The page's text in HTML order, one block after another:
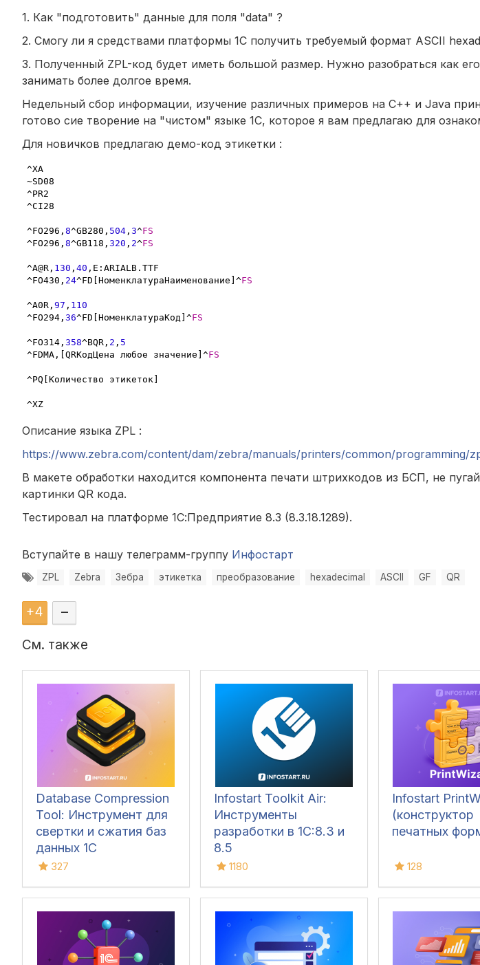
1. Как "подготовить" данные для поля "data" ?
2. Смогу ли я средствами платформы 1С получить требуемый формат ASCII
3. Полученный ZPL-код будет иметь большой размер. Нужно разобраться как
занимать более долгое время.
Недельный сбор информации, изучение различных примеров на C++ и Java
готово сие творение на "чистом" языке 1С, которое я вам предлагаю для
Для новичков предлагаю демо-код этикетки :
^XA
~SD08
^PR2
^CI28
^FO296 , 8^GB280 , 504, 3^FS
^FO296 , 8^GB118 , 320 , 2^FS
^A@R, 130 , 40 , E:ARIALB.TTF
^FO430 , 24^FD[НоменклатураНаименование]^FS
^A0R, 97 , 110
^FO294, 36^FD[НоменклатураКод]^FS
^FO314, 358^BQR, 2 , 5
^FDMA, [QRКодЦена любое значение]^FS
^PQ[Количество этикеток]
^XZ
Описание языка ZPL :
https://www.zebra.com/content/dam/zebra/manuals/printers/common/programming/
В макете обработки находится компонента печати штрихкодов из БСП, не
картинки QR кода.
Тестировал на платформе 1С:Предприятие 8.3 (8.3.18.1289).
Вступайте в нашу телеграмм-группу Инфостарт
ZPL Zebra Зебра этикетка преобразование hexadecimal ASCII GF QR
+4 –
См. также
Database Compression
Tool: Инструмент для
свертки и сжатия баз
данных 1С
327
Infostart Toolkit Air:
Инструменты
разработки в 1С:8.3 и
8.5
1180
Infostart
(конструктор
печатных
128